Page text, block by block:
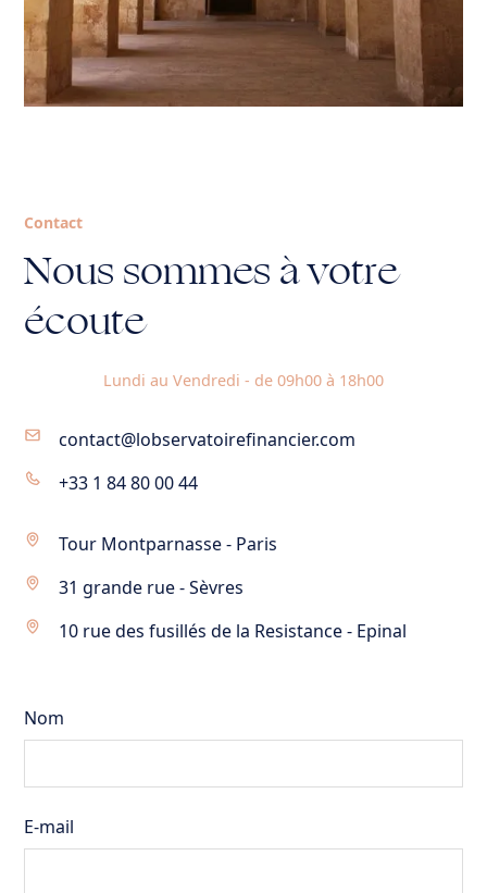
Contact
Nous sommes à votre
écoute
Lundi au Vendredi - de 09h00 à 18h00
contact@lobservatoirefinancier.com
+33 1 84 80 00 44
Tour Montparnasse - Paris
31 grande rue - Sèvres
10 rue des fusillés de la Resistance - Epinal
Nom
E-mail